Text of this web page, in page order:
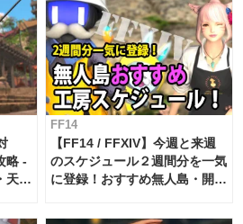
略 -
天
FF14
【FF14 / FFXIV】今週と来週
のスケジュール２週間分を一気
に登録！おすすめ無人島・開拓
対応 / 毎週更新中】